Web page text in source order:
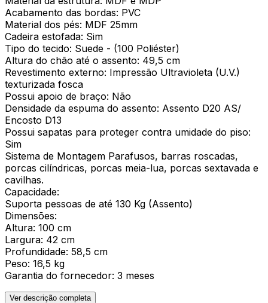
Acabamento das bordas: PVC
Material dos pés: MDF 25mm
Cadeira estofada: Sim
Tipo do tecido: Suede - (100 Poliéster)
Altura do chão até o assento: 49,5 cm
Revestimento externo: Impressão Ultravioleta (U.V.)
texturizada fosca
Possui apoio de braço: Não
Densidade da espuma do assento: Assento D20 AS/
Encosto D13
Possui sapatas para proteger contra umidade do piso:
Sim
Sistema de Montagem Parafusos, barras roscadas,
porcas cilíndricas, porcas meia-lua, porcas sextavada e
cavilhas.
Capacidade:
Suporta pessoas de até 130 Kg (Assento)
Dimensões:
Altura: 100 cm
Largura: 42 cm
Profundidade: 58,5 cm
Peso: 16,5 kg
Garantia do fornecedor: 3 meses
Ver descrição completa